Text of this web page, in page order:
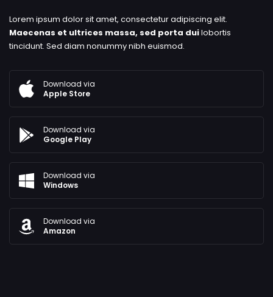
Lorem ipsum dolor sit amet, consectetur adipiscing elit.
Maecenas et ultrices massa, sed porta duilobortis
tincidunt. Sed diam nonummy nibh euismod.
Download via
Apple Store
Download via
Google Play
Download via
Windows
Download via
Amazon